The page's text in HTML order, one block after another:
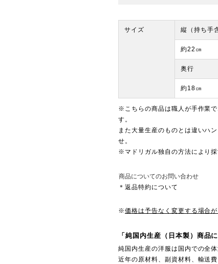
サイズ 縦（持ち手
約22㎝
奥行
約18㎝
※こちらの商品は職人が手作業
す。
また大量生産のものとは違いハ
せ。
※マドリガル独自の方法により
商品についてのお問い合わせ
＊返品特約について
※価格は予告なく変更する場合
「純国内生産（日本製）商品に
純国内生産の洋服は国内での全
近年の原材料、副資材料、輸送